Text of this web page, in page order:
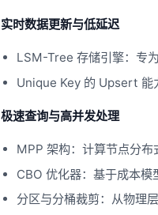
实时数据更新与低延迟
LSM-Tree 存储引擎：专
Unique Key 的 Upsert 能
极速查询与高并发处理
MPP 架构：计算节点分布
CBO 优化器：基于成本模
分区与分桶裁剪：从物理